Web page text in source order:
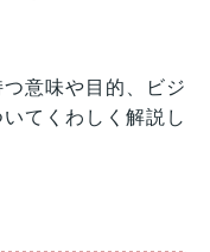
意味や目的、ビジ
てくわしく解説し